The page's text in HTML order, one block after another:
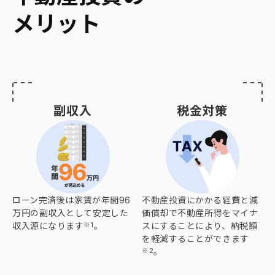
メリット
副収入
ローン完済後は家賃が年間96
万円の副収入として安定した
収入源になります※1。
税金対策
不動産投資にかかる経費と減
価償却で不動産所得をマイナ
スにすることにより、納税額
を軽減することができます
※2。